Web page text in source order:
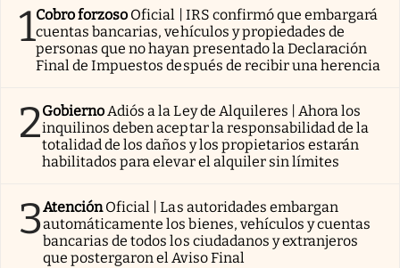
1Cobro forzoso Oficial | IRS confirmó que embargará
cuentas bancarias, vehículos y propiedades de
personas que no hayan presentado la Declaración
Final de Impuestos después de recibir una herencia
2GobiernoAdiós a la Ley de Alquileres | Ahora los
inquilinos deben aceptar la responsabilidad de la
totalidad de los daños y los propietarios estarán
habilitados para elevar el alquiler sin límites
3AtenciónOficial | Las autoridades embargan
automáticamente los bienes, vehículos y cuentas
bancarias de todos los ciudadanos y extranjeros
que postergaron el Aviso Final